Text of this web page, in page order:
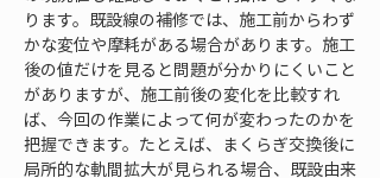
ります。既設線の補修では、施工前からわず
かな変位や摩耗がある場合があります。施工
後の値だけを見ると問題が分かりにくいこと
がありますが、施工前後の変化を比較すれ
ば、今回の作業によって何が変わったのかを
把握できます。たとえば、まくらぎ交換後に
局所的な軌間拡大が見られる場合、既設由来